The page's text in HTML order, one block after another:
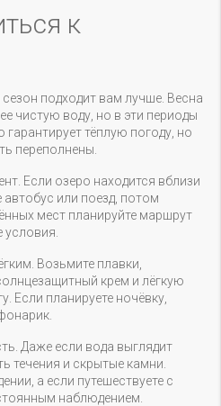
к
подходит вам лучше. Весна
чистую воду, но в эти периоды
тёплую погоду, но
переполнены.
Если озеро находится вблизи
автобус или поезд, потом
мест планируйте маршрут
условия.
Возьмите плавки,
крем и лёгкую
Если планируете ночёвку,
Даже если вода выглядит
течения и скрытые камни.
а если путешествуете с
наблюдением.